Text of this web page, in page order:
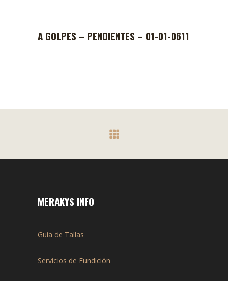
A GOLPES – PENDIENTES – 01-01-0611
MERAKYS INFO
Guía de Tallas
Servicios de Fundición